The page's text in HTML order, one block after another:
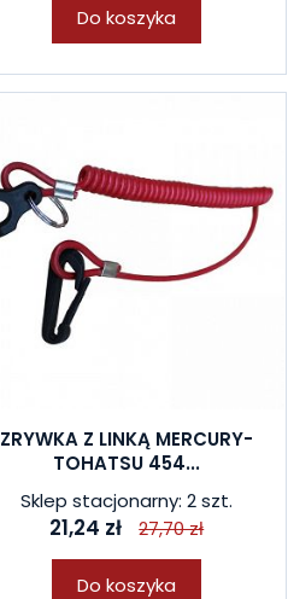
Do koszyka
ZRYWKA Z LINKĄ MERCURY-
TOHATSU 454...
Sklep stacjonarny: 2 szt.
21,24 zł 27,70 zł
Do koszyka